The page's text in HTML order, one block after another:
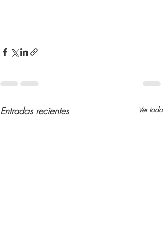
Entradas recientes Ver todo